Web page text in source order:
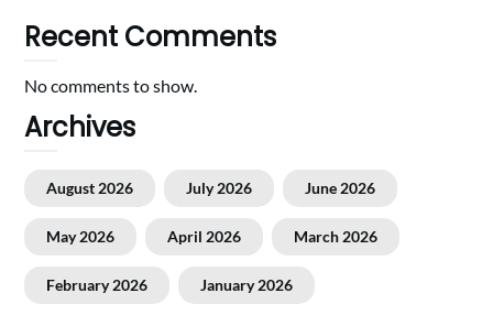
Recent Comments
No comments to show.
Archives
August 2026 July 2026 June 2026
May 2026 April 2026 March 2026
February 2026 January 2026